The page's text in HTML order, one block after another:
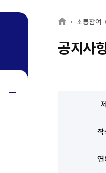
소통참여
공지사
작
연